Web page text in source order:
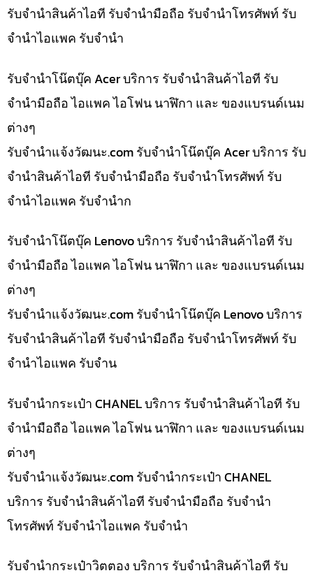
รับจำนำสินค้าไอที รับจำนำมือถือ รับจำนำโทรศัพท์ รับ
จำนำไอแพค รับจำนำ
รับจำนำโน๊ตบุ๊ค Acer บริการ รับจำนำสินค้าไอที รับ
จำนำมือถือ ไอแพค ไอโฟน นาฬิกา และ ของแบรนด์เนม
ต่างๆ
รับจํานําแจ้งวัฒนะ.com รับจำนำโน๊ตบุ๊ค Acer บริการ รับ
จำนำสินค้าไอที รับจำนำมือถือ รับจำนำโทรศัพท์ รับ
จำนำไอแพค รับจำนำก
รับจำนำโน๊ตบุ๊ค Lenovo บริการ รับจำนำสินค้าไอที รับ
จำนำมือถือ ไอแพค ไอโฟน นาฬิกา และ ของแบรนด์เนม
ต่างๆ
รับจํานําแจ้งวัฒนะ.com รับจำนำโน๊ตบุ๊ค Lenovo บริการ
รับจำนำสินค้าไอที รับจำนำมือถือ รับจำนำโทรศัพท์ รับ
จำนำไอแพค รับจำน
รับจำนำกระเป๋า CHANEL บริการ รับจำนำสินค้าไอที รับ
จำนำมือถือ ไอแพค ไอโฟน นาฬิกา และ ของแบรนด์เนม
ต่างๆ
รับจํานําแจ้งวัฒนะ.com รับจำนำกระเป๋า CHANEL
บริการ รับจำนำสินค้าไอที รับจำนำมือถือ รับจำนำ
โทรศัพท์ รับจำนำไอแพค รับจำนำ
รับจำนำกระเป๋าวิตตอง บริการ รับจำนำสินค้าไอที รับ